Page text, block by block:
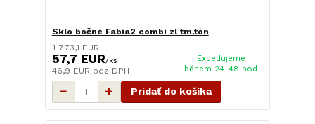
Sklo bočné Fabia2 combi zl tm.tón
1 773,1 EUR
57,7 EUR/ks
46,9 EUR bez DPH
Expedujeme
během 24-48 hod
Pridať do košíka